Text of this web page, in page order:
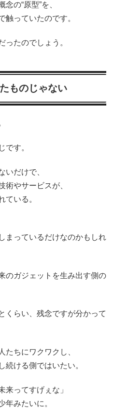
の“原型”を、
触っていたのです。
ったのでしょう。
ものじゃない
です。
いだけで、
術やサービスが、
ている。
まっているだけなのかもしれ
のガジェットを生み出す側の
くらい、残念ですが分かって
たちにワクワクし、
続ける側ではいたい。
来ってすげぇな」
年みたいに。